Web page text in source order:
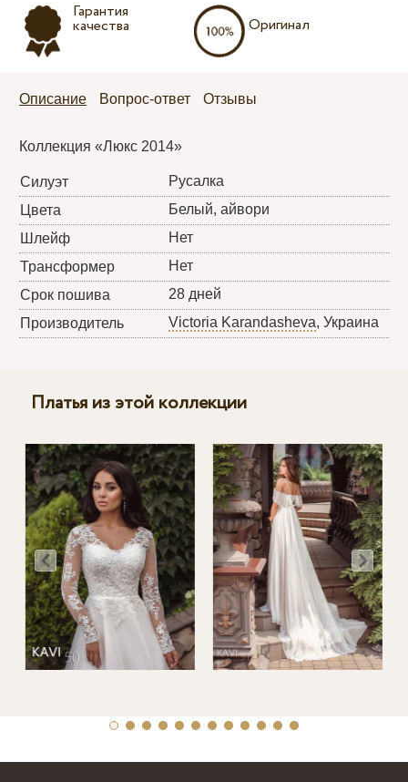
Гарантия
качества Оригинал
Описание Вопрос-ответ Отзывы
Коллекция «Люкс 2014»
Силуэт
Русалка
Цвета
Белый, айвори
Шлейф
Нет
Трансформер
Нет
Срок пошива
28 дней
Производитель
Victoria Karandasheva, Украина
Платья из этой коллекции